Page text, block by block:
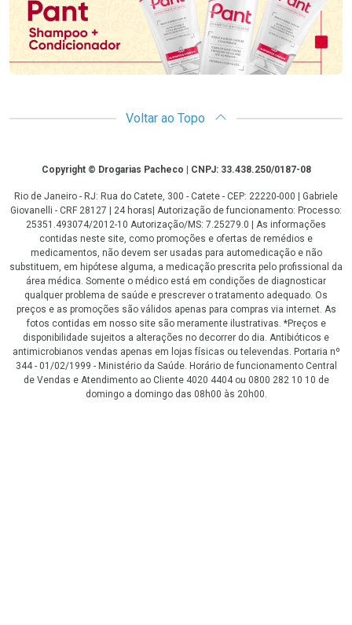
Voltar ao Topo
CopyrightCopyright © Drogarias Pacheco | CNPJ: 33.438.250/0187-08
Rio de Janeiro - RJ: Rua do Catete, 300 - Catete - CEP: 22220-000 | Gabriele
Giovanelli - CRF 28127 | 24 horas| Autorização de funcionamento: Processo:
25351.493074/2012-10 Autorização/MS: 7.25279.0 | As informações
contidas neste site, como promoções e ofertas de remédios e
medicamentos, não devem ser usadas para automedicação e não
substituem, em hipótese alguma, a medicação prescrita pelo profissional da
área médica. Somente o médico está em condições de diagnosticar
qualquer problema de saúde e prescrever o tratamento adequado. Os
preços e as promoções são válidos apenas para compras via internet. As
fotos contidas em nosso site são meramente ilustrativas. *Preços e
disponibilidade sujeitos a alterações no decorrer do dia. Antibióticos e
antimicrobianos vendas apenas em lojas físicas ou televendas. Portaria nº
344 - 01/02/1999 - Ministério da Saúde. Horário de funcionamento Central
de Vendas e Atendimento ao Cliente 4020 4404 ou 0800 282 10 10 de
domingo a domingo das 08h00 às 20h00.